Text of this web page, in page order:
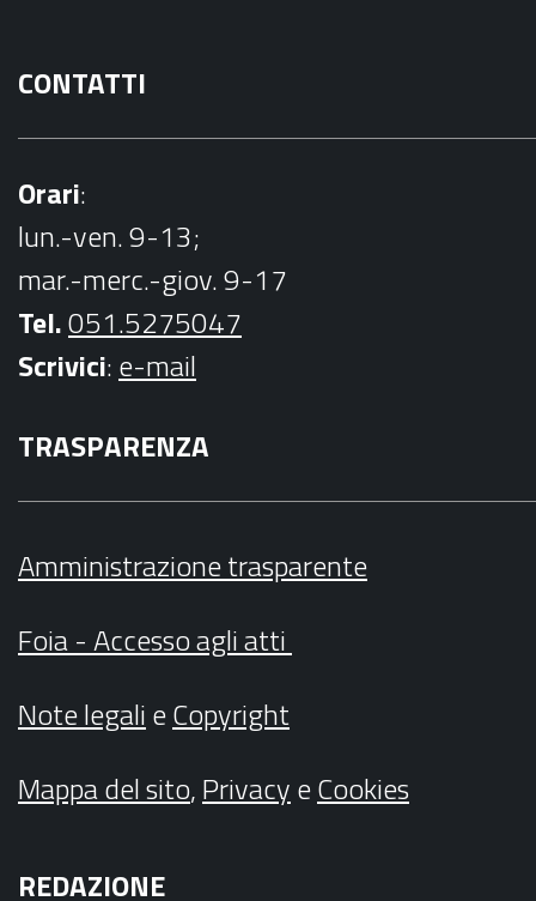
CONTATTI
Orari:
lun.-ven. 9-13;
mar.-merc.-giov. 9-17
Tel.051.5275047
Scrivici:e-mail
TRASPARENZA
Amministrazione trasparente
Foia - Accesso agli atti
Note legalieCopyright
Mappa del sito,PrivacyeCookies
REDAZIONE